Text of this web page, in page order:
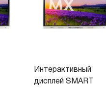
Интерактивный
дисплей SMART